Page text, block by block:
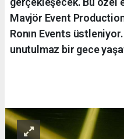
Mavjör Event
Ronın Events
unutulmaz bir gece